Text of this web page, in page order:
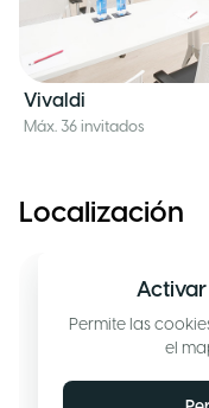
Vivaldi
Máx. 36 invitados
Localización
Permite las
el